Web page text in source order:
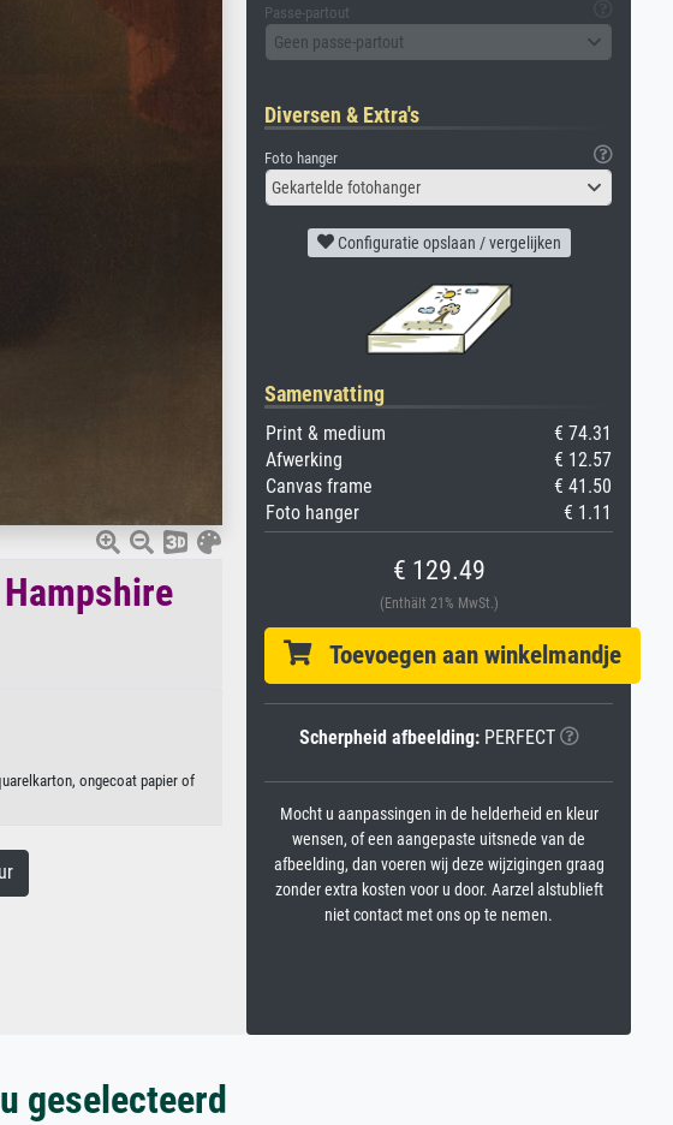
ongecoat papier of
Passe-partout
Geen passe-partout
Diversen & Extra's
Foto hanger
Gekartelde fotohanger
Configuratie opslaan / vergelijken
Samenvatting
Print & medium
€ 74.31
Afwerking
€ 12.57
Canvas frame
€ 41.50
Foto hanger
€ 1.11
€ 129.49
(Enthält 21% MwSt.)
Toevoegen aan winkelmandje
Scherpheid afbeelding:PERFECT
Mocht u aanpassingen in de helderheid en kleur
wensen, of een aangepaste uitsnede van de
afbeelding, dan voeren wij deze wijzigingen graag
zonder extra kosten voor u door. Aarzel alstublieft
niet contact met ons op te nemen.
geselecteerd